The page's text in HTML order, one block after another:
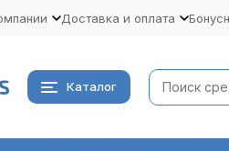
Доставка и оплата
Каталог